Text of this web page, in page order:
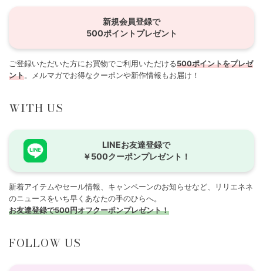
新規会員登録で
500ポイントプレゼント
ご登録いただいた方にお買物でご利用いただける500ポイントをプレゼ
ント。メルマガでお得なクーポンや新作情報もお届け！
WITH US
LINEお友達登録で
￥500クーポンプレゼント！
新着アイテムやセール情報、キャンペーンのお知らせなど、リリエネネ
のニュースをいち早くあなたの手のひらへ。
お友達登録で500円オフクーポンプレゼント！
FOLLOW US